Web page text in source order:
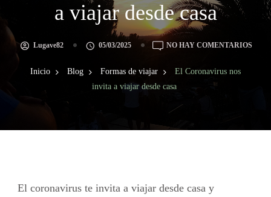
a viajar desde casa
Lugave82 05/03/2025 NO HAY COMENTARIOS
Inicio Blog Formas de viajar
El Coronavirus nos
invita a viajar desde casa
El coronavirus te invita a viajar desde casa y